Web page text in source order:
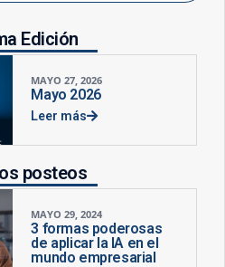
Edición
MAYO 27, 2026
Mayo 2026
Leer más
posteos
MAYO 29, 2024
3 formas poderosas
de aplicar la IA en el
mundo empresarial